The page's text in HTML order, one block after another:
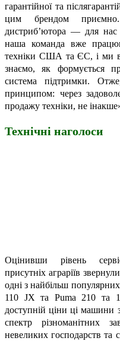
гарантійної та
цим брендом
дистриб’ютора — для
наша команда вже
техніки США та ЄС, і ми
знаємо, як формується
система підтримки.
принципом: через
продажу техніки, не
Технічні наголоси
Оцінивши рівень
присутніх аграріїв
одні з найбільш
110 JX та Puma 210 та
доступній ціни ці машини
спектр різноманітних
невеликих господарств та